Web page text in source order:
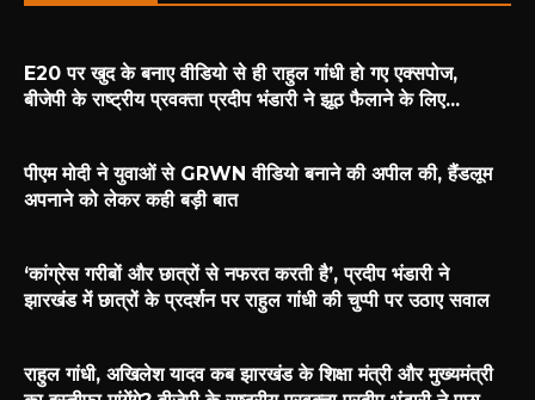
E20 पर खुद के बनाए वीडियो से ही राहुल गांधी हो गए एक्सपोज,
बीजेपी के राष्ट्रीय प्रवक्ता प्रदीप भंडारी ने झूठ फैलाने के लिए...
पीएम मोदी ने युवाओं से GRWN वीडियो बनाने की अपील की, हैंडलूम
अपनाने को लेकर कही बड़ी बात
‘कांग्रेस गरीबों और छात्रों से नफरत करती है’, प्रदीप भंडारी ने
झारखंड में छात्रों के प्रदर्शन पर राहुल गांधी की चुप्पी पर उठाए सवाल
राहुल गांधी, अखिलेश यादव कब झारखंड के शिक्षा मंत्री और मुख्यमंत्री